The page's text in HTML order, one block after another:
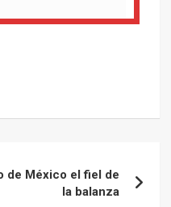
de México el fiel de
la balanza